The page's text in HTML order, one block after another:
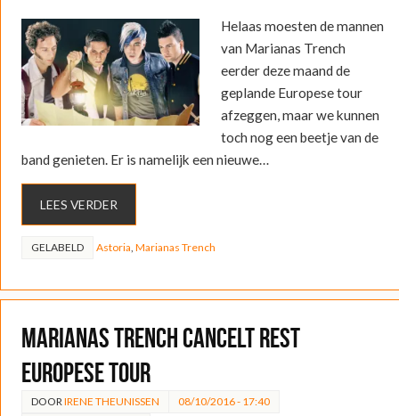
Helaas moesten de mannen
van Marianas Trench
eerder deze maand de
geplande Europese tour
afzeggen, maar we kunnen
toch nog een beetje van de
band genieten. Er is namelijk een nieuwe…
LEES VERDER
GELABELD Astoria Marianas Trench
Marianas Trench cancelt rest
Europese tour
DOOR IRENE THEUNISSEN
08/10/2016 - 17:40